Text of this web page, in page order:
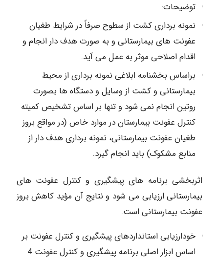
توضیحات:
نمونه برداری کشت از سطوح صرفاً در شرایط طغیان
عفونت های بیمارستانی و به صورت هدف دار انجام و
اقدام اصلاحی موثر به عمل می آید.
براساس بخشنامه ابلاغی نمونه برداری از محیط
بیمارستانی و کشت از وسایل و دستگاه ها بصورت
روتین انجام نمی شود و تنها بر اساس تشخیص کمیته
کنترل عفونت بیمارستان در موارد خاص (در مواقع بروز
طغیان عفونت بیمارستانی، نمونه برداری هدف دار از
منابع مشکوک) باید انجام گیرد.
اثربخشی برنامه های پیشگیری و کنترل عفونت های
بیمارستانی ارزیابی می شود و نتایج آن مؤید کاهش بروز
عفونت بیمارستانی است.
خودارزیابی استانداردهای پیشگیری و کنترل عفونت بر
اساس ابزار اصلی برنامه پیشگیری و کنترل عفونت 4